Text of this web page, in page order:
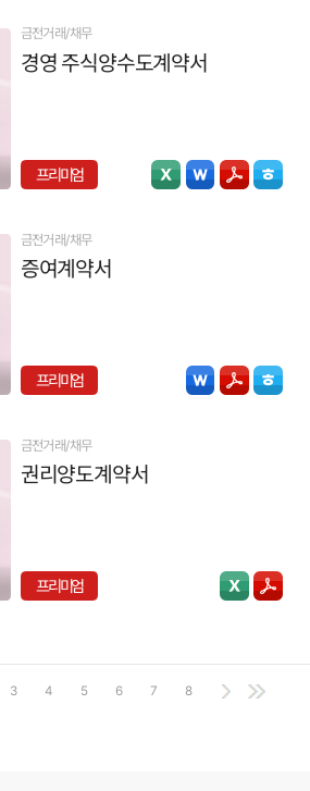
금전거래/채무
경영 주식양수도계약서
프리미엄
금전거래/채무
증여계약서
프리미엄
금전거래/채무
권리양도계약서
프리미엄
3 4 5 6 7 8